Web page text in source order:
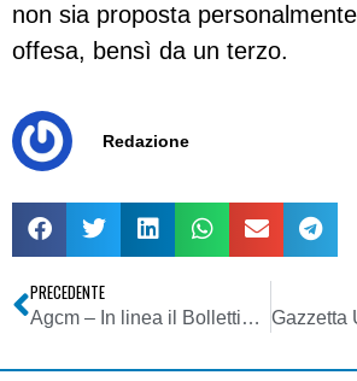
non sia proposta
offesa, bensì da un terzo.
Redazione
PRECEDENTE
Agcm – In linea il Bollettino 9/2007